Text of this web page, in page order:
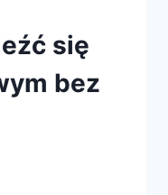
się
bez